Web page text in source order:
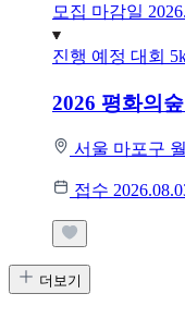
모집 마감일
진행 예정 대회
2026 평화의
서울 마포구
접수
더보기